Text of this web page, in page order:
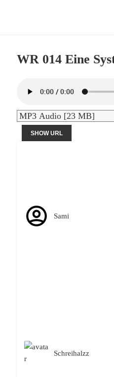
Die Werder Raute
WR 014 Eine
SHOW URL
Sami
Schreihalzz